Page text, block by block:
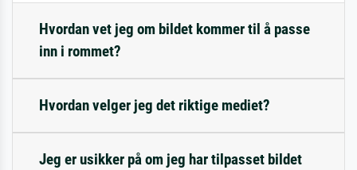
Hvordan vet jeg om bildet kommer til å passe
inn i rommet?
Hvordan velger jeg det riktige mediet?
Jeg er usikker på om jeg har tilpasset bildet